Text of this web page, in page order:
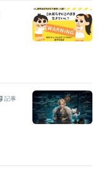
記事